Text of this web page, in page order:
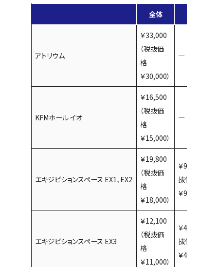
全体
アトリウム
￥33,000
（税抜価
格
￥30,000）
―
KFMホール イオ
￥16,500
（税抜価
格
￥15,000）
―
エキジビションスペース EX1、EX2
￥19,800
（税抜価
格
￥18,000）
￥9,900 （税
抜価格
￥9,000）
エキジビションスペース EX3
￥12,100
（税抜価
格
￥11,000）
￥4,400 （税
抜価格
￥4,000）